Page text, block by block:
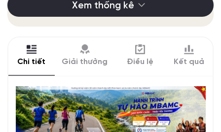
Xem thống kê
Chi tiết Giải thưởng Điều lệ Kết quả